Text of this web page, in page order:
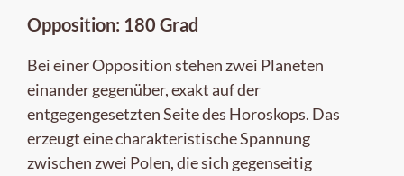
Opposition: 180 Grad
Bei einer Opposition stehen zwei Planeten
einander gegenüber, exakt auf der
entgegengesetzten Seite des Horoskops. Das
erzeugt eine charakteristische Spannung
zwischen zwei Polen, die sich gegenseitig